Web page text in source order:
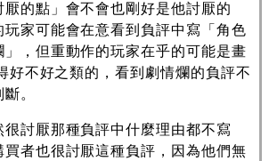
的點」會不會也剛好是他討厭的
家可能會在意看到負評中寫「角色
」，但重動作的玩家在乎的可能是畫
好不好之類的，看到劇情爛的負評不
。
討厭那種負評中什麼理由都不寫
買者也很討厭這種負評，因為他們無